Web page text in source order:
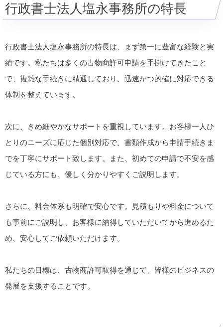
行政書士法人塩永事務所の特長
行政書士法人塩永事務所の特長は、まず第一に豊富な経験と実
績です。私たちは多くの古物商許可申請を手掛けてきたこと
で、複雑な手続きに精通しており、迅速かつ的確に対応できる
体制を整えています。
次に、きめ細やかなサポートを重視しています。お客様一人ひ
とりのニーズに応じた個別対応で、書類作成から申請手続きま
でを丁寧にサポート致します。また、初めての申請で不安を感
じている方にも、優しく分かりやすくご説明します。
さらに、料金体系も明確で安心です。見積もりや料金について
も事前にご説明し、お客様に納得していただいてから進めるた
め、安心してご依頼いただけます。
私たちの目標は、古物商許可取得を通じて、皆様のビジネスの
発展を支援することです。